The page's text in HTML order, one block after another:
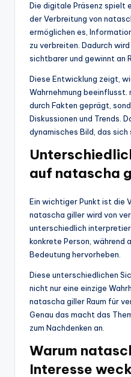
Die digitale Präsenz spielt
der Verbreitung von
ermöglichen es,
zu verbreiten. Dadurch
sichtbarer und gewinnt an
Diese Entwicklung zeigt,
Wahrnehmung
durch Fakten geprägt,
Diskussionen und Trends.
dynamisches Bild, das
auf natascha
Ein wichtiger Punkt ist die
natascha giller wird von
unterschiedlich
konkrete Person, während
Bedeutung hervorheben.
Diese unterschiedlichen
nicht nur eine einzige
natascha giller Raum für
Genau das macht das
zum Nachdenken an.
Warum
Interesse